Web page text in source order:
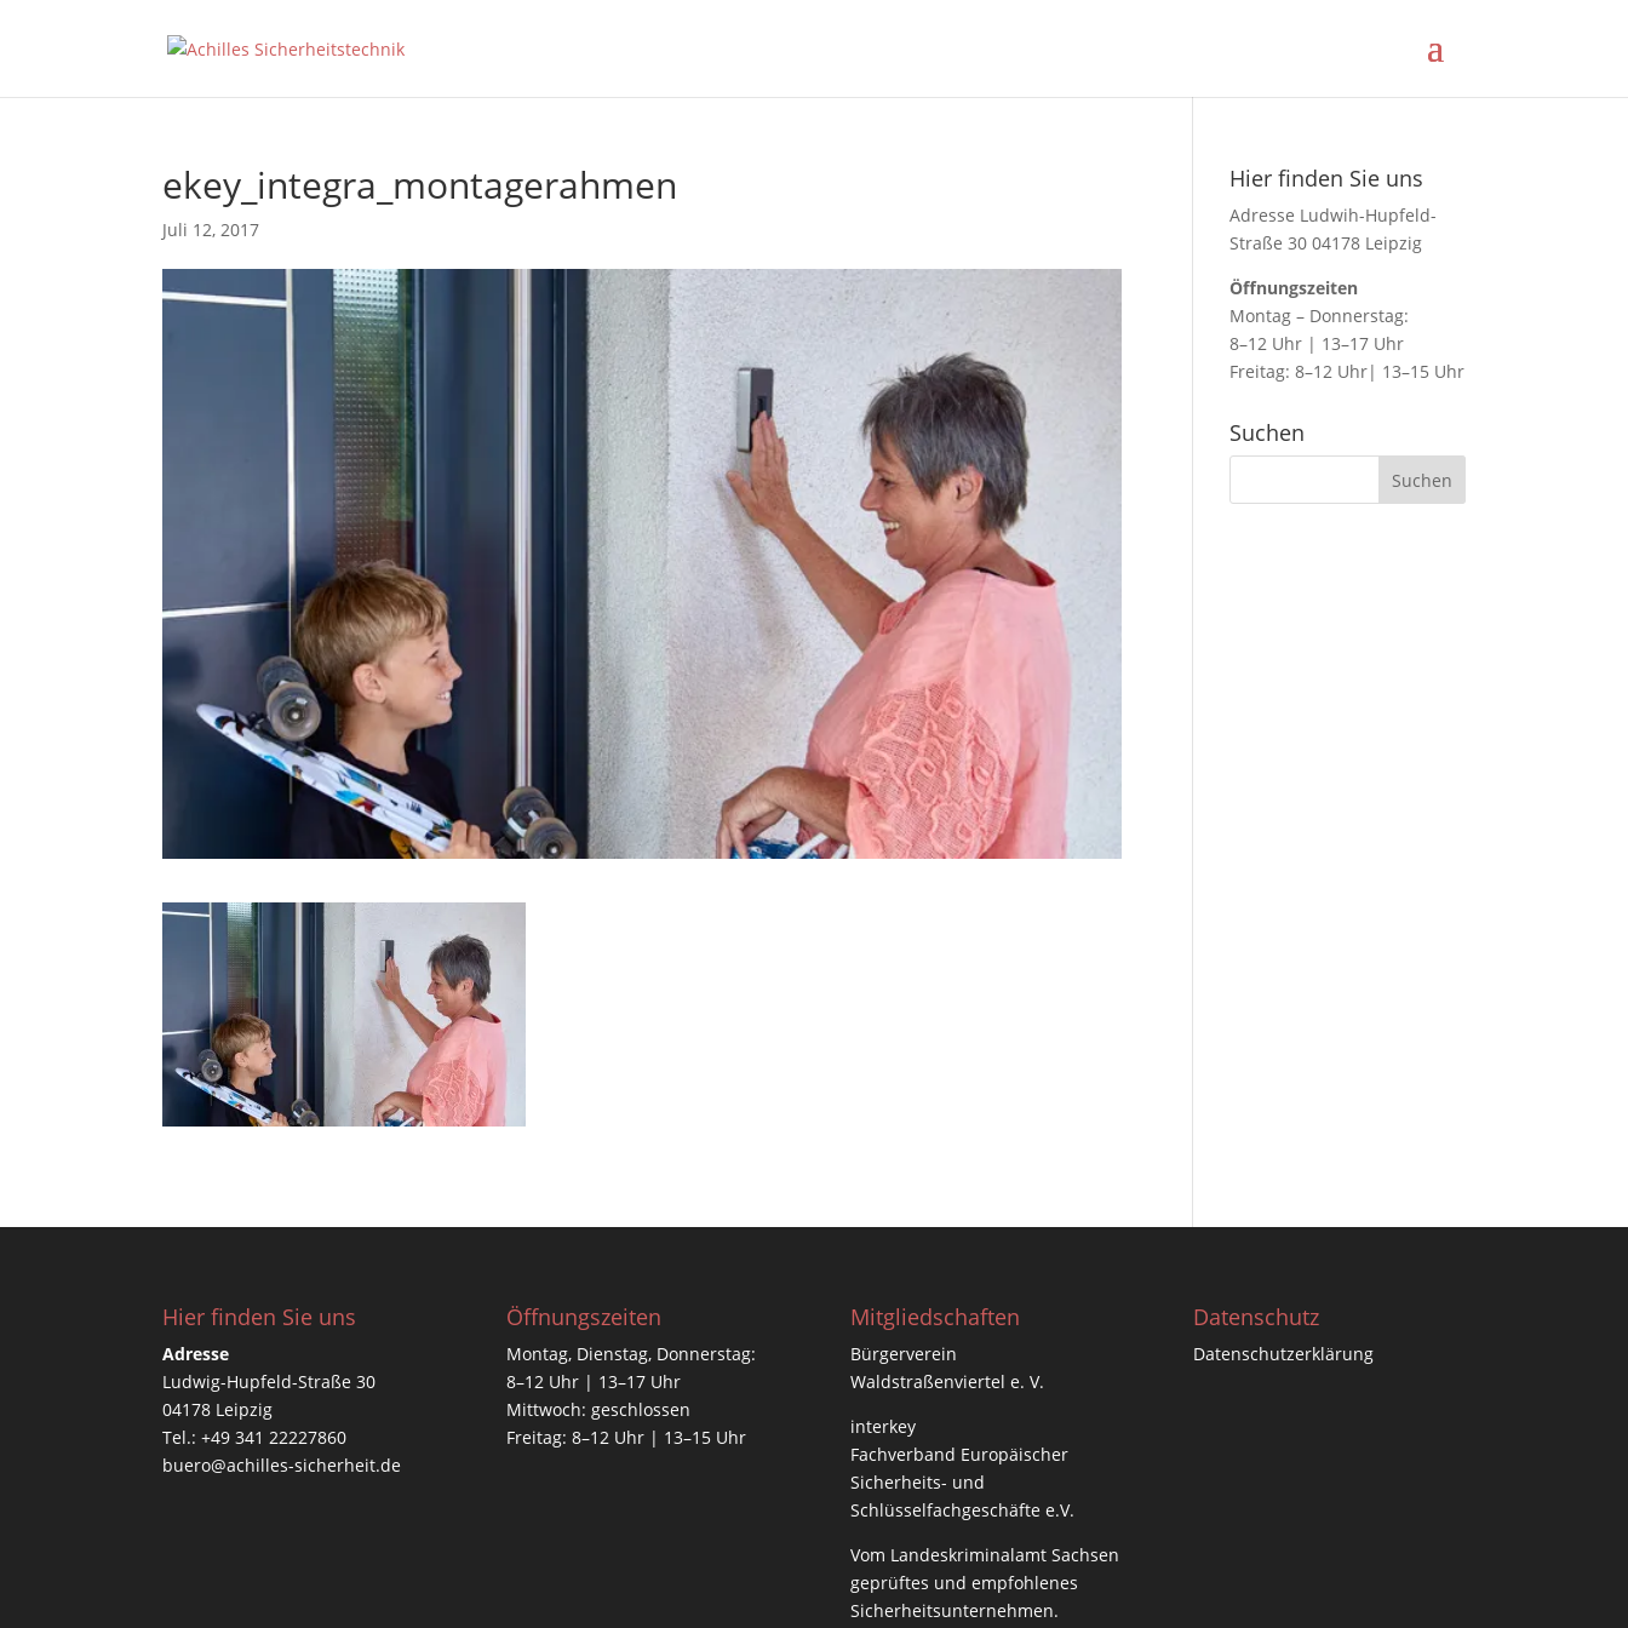
ekey_integra_montagerahmen
Juli 12, 2017
Hier finden Sie uns
Adresse Ludwih-Hupfeld-
Straße 30 04178 Leipzig
Öffnungszeiten
Montag – Donnerstag:
8–12 Uhr | 13–17 Uhr
Freitag: 8–12 Uhr| 13–15 Uhr
Suchen
Hier finden Sie uns
Adresse
Ludwig-Hupfeld-Straße 30
04178 Leipzig
Tel.: +49 341 22227860
buero@achilles-sicherheit.de
Öffnungszeiten
Montag, Dienstag, Donnerstag:
8–12 Uhr | 13–17 Uhr
Mittwoch: geschlossen
Freitag: 8–12 Uhr | 13–15 Uhr
Mitgliedschaften
Bürgerverein
Waldstraßenviertel e. V.
interkey
Fachverband Europäischer
Sicherheits- und
Schlüsselfachgeschäfte e.V.
Vom Landeskriminalamt Sachsen
geprüftes und empfohlenes
Sicherheitsunternehmen.
Datenschutz
Datenschutzerklärung